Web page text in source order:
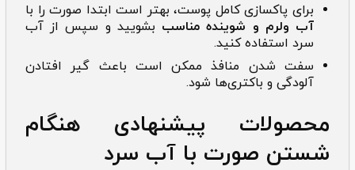
برای پاکسازی کامل پوست، بهتر است ابتدا صورت را با
آب ولرم و شوینده مناسب بشویید و سپس از آب
سرد استفاده کنید.
سفت شدن منافذ ممکن است باعث گیر افتادن
آلودگی و باکتری‌ها شود.
محصولات پیشنهادی هنگام
شستن صورت با آب سرد